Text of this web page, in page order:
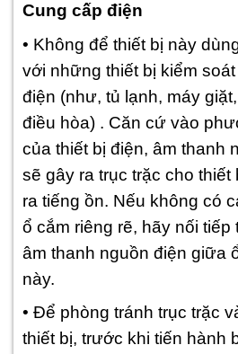
Cung cấp điện
• Không để thiết bị này
với những thiết bị kiểm
điện (như, tủ lạnh, máy
điều hòa) . Căn cứ vào
của thiết bị điện, âm thanh
sẽ gây ra trục trặc cho thiết
ra tiếng ồn. Nếu không có
ổ cắm riêng rẽ, hãy nối tiếp
âm thanh nguồn điện giữa
này.
• Để phòng tránh trục trặc
thiết bị, trước khi tiến hành